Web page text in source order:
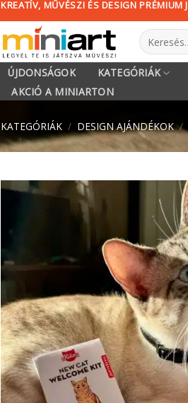
KREATÍV, MŰVÉSZI ÉS DESIGN PRÉMIUM
Keresés
a
ÚJDONSÁGOK KATEGÓRIÁK
AKCIÓ A MINIARTON
KATEGÓRIÁK / DESIGN AJÁNDÉKOK /